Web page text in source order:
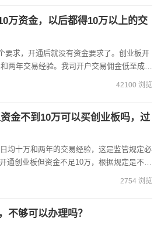
万资金，以后都得10万以上的交
两年交易经验。我司开户交易佣金低至成本
42100 浏览
金不到10万可以买创业板吗，过
均十万和两年的交易经验，这是监管规定必
通创业板但资金不足10万，根据规定是不符
户限制。建议您联系您的券商...
2754 浏览
不够可以办理吗？